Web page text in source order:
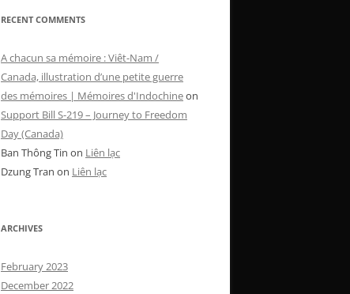
RECENT COMMENTS
A chacun sa mémoire : Viêt-Nam /
Canada, illustration d’une petite guerre
des mémoires | Mémoires d'Indochineon
Support Bill S-219 – Journey to Freedom
Day (Canada)
Ban Thông Tin on Liên lạc
Dzung Tran on Liên lạc
ARCHIVES
February 2023
December 2022